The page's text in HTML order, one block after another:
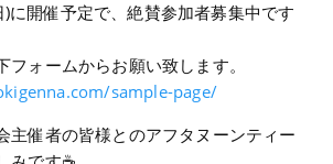
に開催予定で、絶賛参加者募集中です
フォームからお願い致します。
sample-page/
主催者の皆様とのアフタヌーンティー